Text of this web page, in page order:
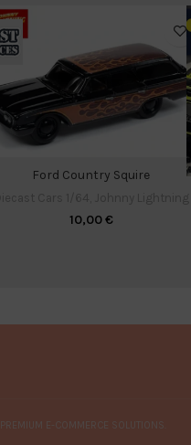
Ford Country Squire
10,00€
. PREMIUM E-COMMERCE SOLUTIONS.